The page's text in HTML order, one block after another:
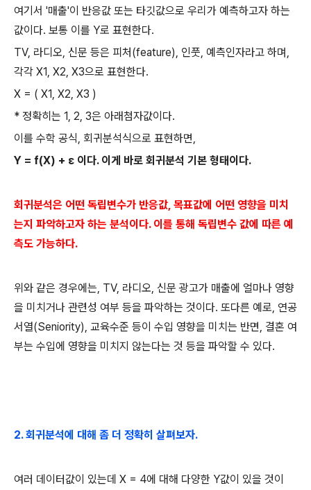
여기서 '매출'이 반응값 또는 타깃값으로 우리가 예측하고자 하는
값이다. 보통 이를 Y로 표현한다.
TV, 라디오, 신문 등은 피처(feature), 인풋, 예측인자라고 하며,
각각 X1, X2, X3으로 표현한다.
X = ( X1, X2, X3 )
* 정확히는 1, 2, 3은 아래첨자값이다.
이를 수학 공식, 회귀분석식으로 표현하면,
Y = f(X) + ε 이다. 이게 바로 회귀분석 기본 형태이다.
회귀분석은 어떤 독립변수가 반응값, 목표값에 어떤 영향을 미치
는지 파악하고자 하는 분석이다. 이를 통해 독립변수 값에 따른 예
측도 가능하다.
위와 같은 경우에는, TV, 라디오, 신문 광고가 매출에 얼마나 영향
을 미치거나 관련성 여부 등을 파악하는 것이다. 또다른 예로, 연공
서열(Seniority), 교육수준 등이 수입 영향을 미치는 반면, 결혼 여
부는 수입에 영향을 미치지 않는다는 것 등을 파악할 수 있다.
2.회귀분석에 대해 좀 더 정확히 살펴보자.
여러 데이터값이 있는데 X = 4에 대해 다양한 Y값이 있을 것이